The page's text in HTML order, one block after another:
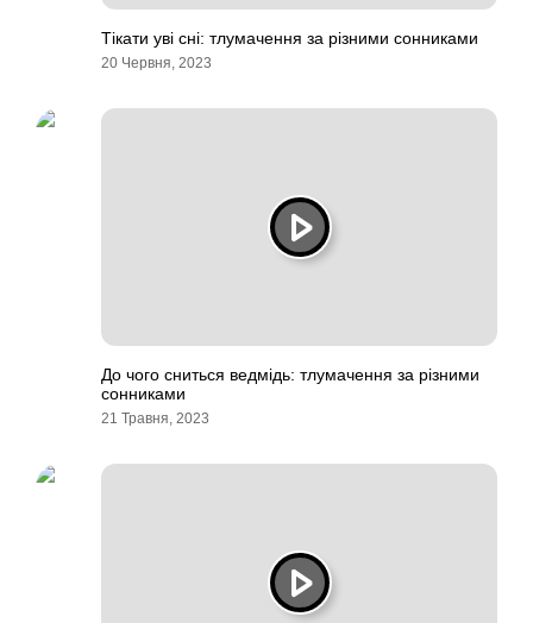
Тікати уві сні: тлумачення за різними сонниками
20 Червня, 2023
До чого сниться ведмідь: тлумачення за різними
сонниками
21 Травня, 2023